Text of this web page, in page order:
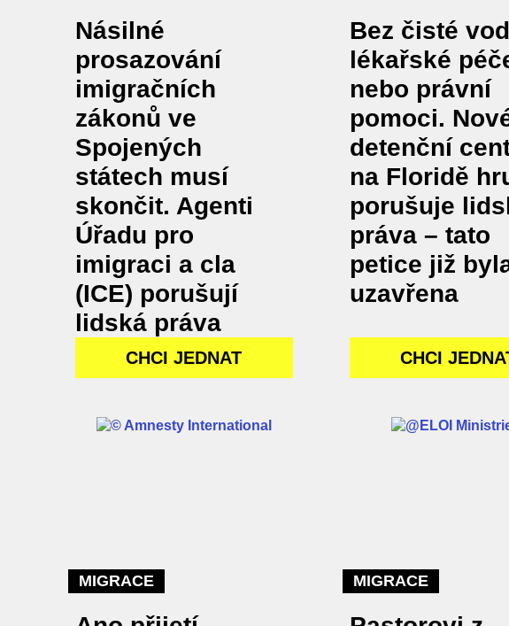
Násilné
prosazování
imigračních
zákonů ve
Spojených
státech musí
skončit. Agenti
Úřadu pro
imigraci a cla
(ICE) porušují
lidská práva
CHCI JEDNAT
Bez čisté
lékařské
nebo právní
pomoci.
detenční
na Floridě
porušuje
práva – tato
petice již
uzavřena
CHCI
MIGRACE MIGRACE